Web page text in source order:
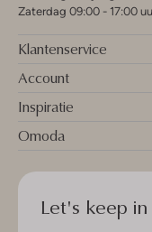
Zaterdag 09:00 - 17:00
Klantenservice
Account
Inspiratie
Omoda
Let's keep